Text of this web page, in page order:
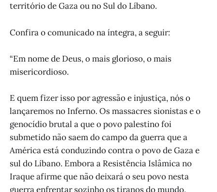
território de Gaza ou no Sul do Líbano.
Confira o comunicado na íntegra, a seguir:
“Em nome de Deus, o mais glorioso, o mais
misericordioso.
E quem fizer isso por agressão e injustiça, nós o
lançaremos no Inferno. Os massacres sionistas e o
genocídio brutal a que o povo palestino foi
submetido não saem do campo da guerra que a
América está conduzindo contra o povo de Gaza e
sul do Líbano. Embora a Resistência Islâmica no
Iraque afirme que não deixará o seu povo nesta
guerra enfrentar sozinho os tiranos do mundo,